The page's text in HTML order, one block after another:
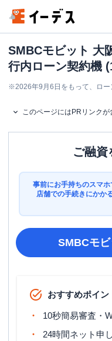
SMBCモビット 大
行内ローン契約機
※2026年9月6日をもって、ロー
このページにはPRリンク
ご融資
事前にお手持ちのスマホ
店舗での手続きにかか
SMBCモビ
おすすめポイン
10秒簡易審査・
24時間ネット申